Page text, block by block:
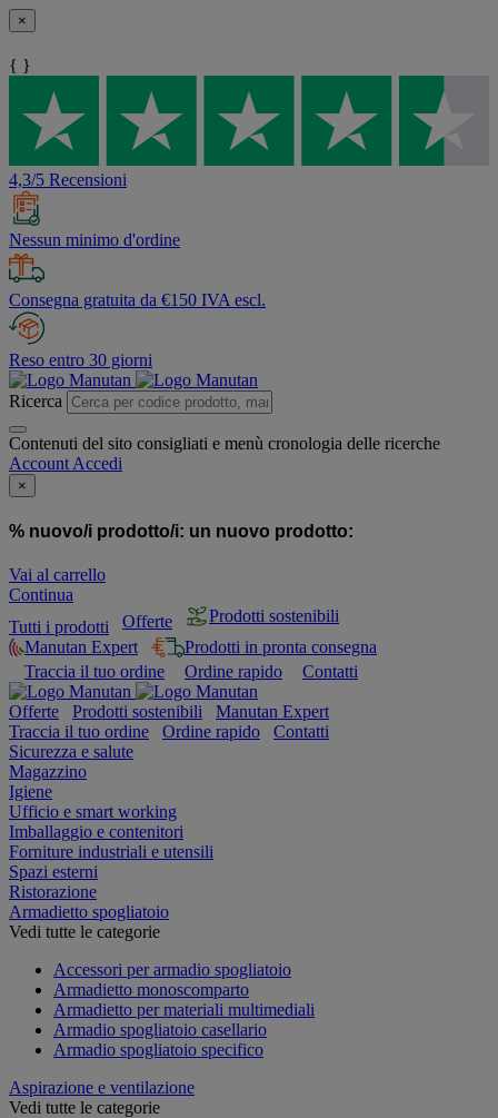
×
{ }
4,3/5 Recensioni
Nessun minimo d'ordine
Consegna gratuita da €150 IVA escl.
Reso entro 30 giorni
Ricerca
Contenuti del sito consigliati e menù cronologia delle ricerche
Account Accedi
×
% nuovo/i prodotto/i: un nuovo prodotto:
Vai al carrello
Continua
Tutti i prodotti
Offerte
Prodotti sostenibili
Manutan Expert
Prodotti in pronta consegna
Traccia il tuo ordine
Ordine rapido Contatti
Offerte Prodotti sostenibili
Manutan Expert
Traccia il tuo ordine
Ordine rapido
Contatti
Sicurezza e salute
Magazzino
Igiene
Ufficio e smart working
Imballaggio e contenitori
Forniture industriali e utensili
Spazi esterni
Ristorazione
Armadietto spogliatoio
Vedi tutte le categorie
Accessori per armadio spogliatoio
Armadietto monoscomparto
Armadietto per materiali multimediali
Armadio spogliatoio casellario
Armadio spogliatoio specifico
Aspirazione e ventilazione
Vedi tutte le categorie